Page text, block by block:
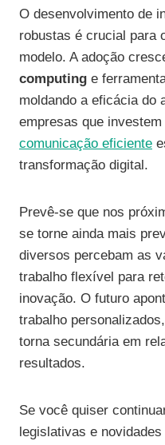
O desenvolvimento de
robustas é crucial para
modelo. A adoção
computing e
moldando a eficácia do
empresas que
comunicação eficiente
transformação digital.
Prevê-se que nos
se torne ainda mais
diversos percebam as
trabalho flexível para
inovação. O futuro
trabalho
torna secundária em
resultados.
Se você quiser
legislativas e